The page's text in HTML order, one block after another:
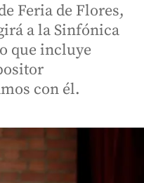
Feria de Flores,
a la Sinfónica
que incluye
con él.